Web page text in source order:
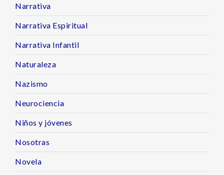
Narrativa
Narrativa Espiritual
Narrativa Infantil
Naturaleza
Nazismo
Neurociencia
Niños y jóvenes
Nosotras
Novela